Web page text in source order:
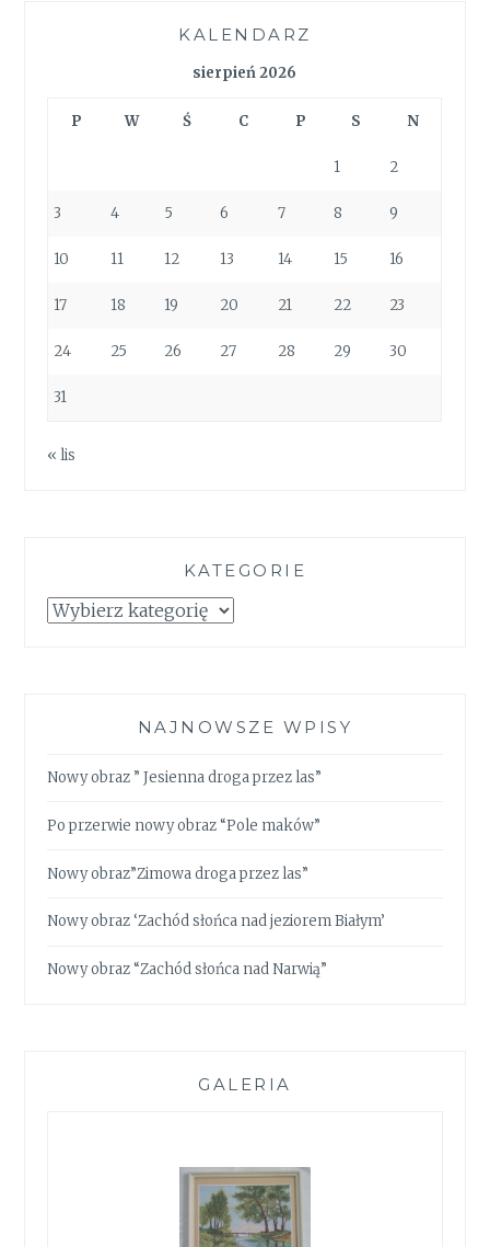
KALENDARZ
sierpień 2026
P W Ś C P S N
1 2
3 4 5 6 7 8 9
10 11 12 13 14 15 16
17 18 19 20 21 22 23
24 25 26 27 28 29 30
31
« lis
KATEGORIE
Kategorie
NAJNOWSZE WPISY
Nowy obraz ” Jesienna droga przez las”
Po przerwie nowy obraz “Pole maków”
Nowy obraz”Zimowa droga przez las”
Nowy obraz ‘Zachód słońca nad jeziorem Białym’
Nowy obraz “Zachód słońca nad Narwią”
GALERIA